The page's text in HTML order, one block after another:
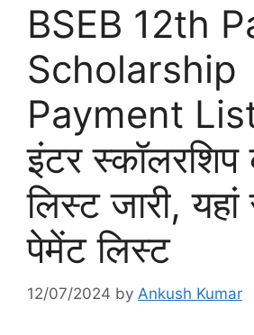
BSEB 12th
Scholarship
Payment
इंटर
लिस्ट जारी,
पेमेंट लिस्ट
12/07/2024 by Ankush Kumar